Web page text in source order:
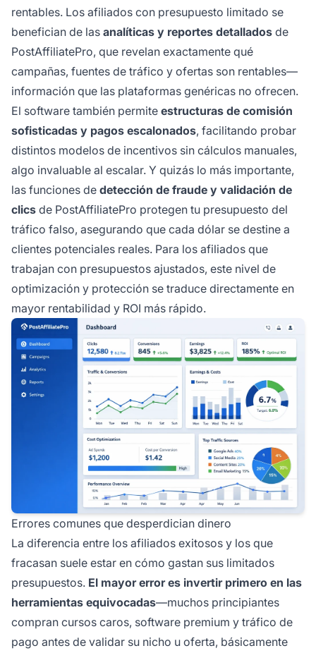
rentables. Los afiliados con presupuesto limitado se
benefician de las analíticas y reportes detallados de
PostAffiliatePro, que revelan exactamente qué
campañas, fuentes de tráfico y ofertas son rentables—
información que las plataformas genéricas no ofrecen.
El software también permite estructuras de comisión
sofisticadas y pagos escalonados, facilitando probar
distintos modelos de incentivos sin cálculos manuales,
algo invaluable al escalar. Y quizás lo más importante,
las funciones de detección de fraude y validación de
clics de PostAffiliatePro protegen tu presupuesto del
tráfico falso, asegurando que cada dólar se destine a
clientes potenciales reales. Para los afiliados que
trabajan con presupuestos ajustados, este nivel de
optimización y protección se traduce directamente en
mayor rentabilidad y ROI más rápido.
Errores comunes que desperdician dinero
La diferencia entre los afiliados exitosos y los que
fracasan suele estar en cómo gastan sus limitados
presupuestos. El mayor error es invertir primero en las
herramientas equivocadas—muchos principiantes
compran cursos caros, software premium y tráfico de
pago antes de validar su nicho u oferta, básicamente